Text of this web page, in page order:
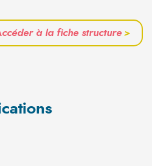
à la fiche structure>